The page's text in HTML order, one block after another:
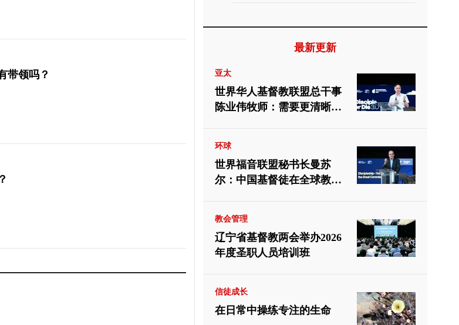
带领吗？
最新更新
亚太
世界华人基督教联盟总干事
陈业伟牧师：需要更清晰地
环球
世界福音联盟秘书长曼苏
尔：中国基督徒在全球教会
教会管理
辽宁省基督教两会举办2026
年度圣职人员培训班
信徒成长
在日常中操练专注的生命